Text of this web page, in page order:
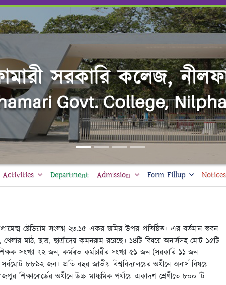
Activities Department Admission Form Fillup Notices
ষ্টেডিয়াম সংলগ্ন ২৩.১৫ একর জমির উপর প্রতিষ্ঠিত। এর বর্তমান ভবন
মাঠ, ছাত্র, ছাত্রীদের কমনরূম রয়েছে। ১৪টি বিষয়ে অনার্সসহ মোট ১৫টি
সংখ্যা ৭২ জন, কর্মরত কর্মচারীর সংখ্যা ৫১ জন (সরকারি ১১ জন
৮৮৯২ জন। প্রতি বছর জাতীয় বিশ্ববিদ্যালয়ের অধীনে অনার্স বিষয়ে
শিক্ষাবোর্ডের অধীনে উচ্চ মাধ্যমিক পর্যায়ে একাদশ শ্রেণীতে ৮০০ টি